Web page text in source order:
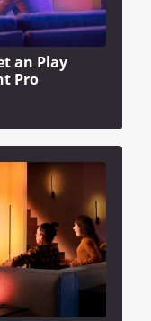
an Play
Pro